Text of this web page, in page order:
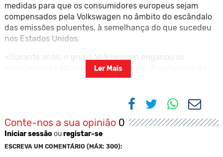
medidas para que os consumidores europeus sejam
compensados pela Volkswagen no âmbito do escândalo
das emissões poluentes, à semelhança do que sucedeu
nos Estados Unidos.
«Durante anos, o grupo Volkswagen enganou os
consumidores através da manipulação fraudulenta de
emissões. Após o escândalo, os consumidores
para os consumidores europeus, nada», explica a Deco
«Por isso, a defesa do consumidor portuguesa entre
várias congéneres europeias, avançaram com uma ação
coletiva contra o grupo VW, com o objetivo de obter a
Ler Mais
Conte-nos a sua opinião 0
Iniciar sessão ouregistar-se
ESCREVA UM COMENTÁRIO (MÁX: 300):